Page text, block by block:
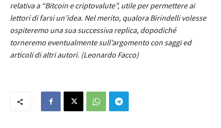
relativa a “Bitcoin e criptovalute”, utile per permettere ai
lettori di farsi un’idea. Nel merito, qualora Birindelli volesse
ospiteremo una sua successiva replica, dopodiché
torneremo eventualmente sull’argomento con saggi ed
articoli di altri autori. (Leonardo Facco)